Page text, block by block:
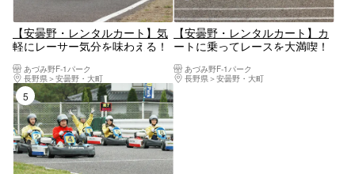
【安曇野・レンタルカート】気
軽にレーサー気分を味わえる！
あづみ野F-1パーク
長野県
安曇野・大町
【安曇野・レンタルカート】カ
ートに乗ってレースを大満喫！
あづみ野F-1パーク
長野県
安曇野・大町
5位